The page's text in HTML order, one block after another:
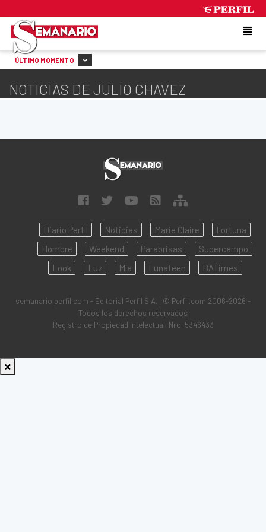
ÚLTIMO MOMENTO
NOTICIAS DE JULIO CHAVEZ
Diario Perfil Noticias Marie Claire
Fortuna
Hombre
Weekend Parabrisas
Supercampo
Look
Luz Mía Lunateen BATimes
semanario.perfil.com - Editorial Perfil S.A. | © Perfil.com 2006-2026 -
Todos los derechos reservados
Registro de Propiedad Intelectual: Nro. 5346433